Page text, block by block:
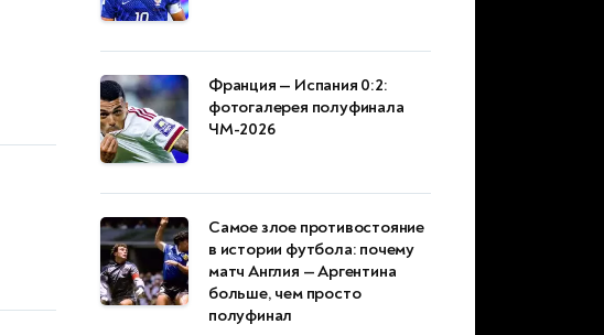
Франция — Испания 0:2:
фотогалерея полуфинала
ЧМ-2026
Самое злое противостояние
в истории футбола: почему
матч Англия — Аргентина
больше, чем просто
полуфинал